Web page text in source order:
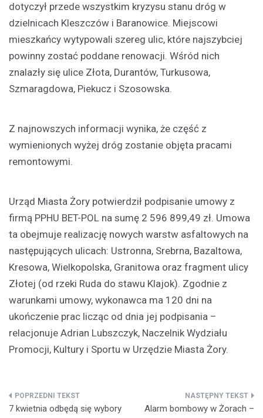
dotyczył przede wszystkim kryzysu stanu dróg w
dzielnicach Kleszczów i Baranowice. Miejscowi
mieszkańcy wytypowali szereg ulic, które najszybciej
powinny zostać poddane renowacji. Wśród nich
znalazły się ulice Złota, Durantów, Turkusowa,
Szmaragdowa, Piekucz i Szosowska.
Z najnowszych informacji wynika, że część z
wymienionych wyżej dróg zostanie objęta pracami
remontowymi.
Urząd Miasta Żory potwierdził podpisanie umowy z
firmą PPHU BET-POL na sumę 2 596 899,49 zł. Umowa
ta obejmuje realizację nowych warstw asfaltowych na
następujących ulicach: Ustronna, Srebrna, Bazaltowa,
Kresowa, Wielkopolska, Granitowa oraz fragment ulicy
Złotej (od rzeki Ruda do stawu Klajok). Zgodnie z
warunkami umowy, wykonawca ma 120 dni na
ukończenie prac licząc od dnia jej podpisania –
relacjonuje Adrian Lubszczyk, Naczelnik Wydziału
Promocji, Kultury i Sportu w Urzędzie Miasta Żory.
Nawigacja
7 kwietnia odbędą się wybory
Alarm bombowy w Żorach –